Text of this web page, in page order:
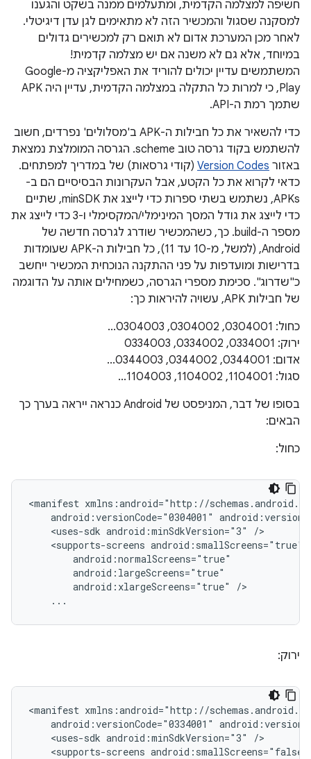
חשיפה למצלמה הקדמית, ומתעלמים ממנה בשקט והגענו
למסקנה שסגול והמכשיר הזה לא מתאימים לגן עדן דיגיטלי.
לאחר מכן המערכת אדום לא תואם רק למכשירים גדולים
במיוחד, אלא גם לא משנה אם יש מצלמה קדמית!
המשתמשים עדיין יכולים להוריד את האפליקציה מ-Google
Play, כי למרות כל התקלה במצלמה הקדמית, עדיין היה APK
שתמך רמת ה-API.
כדי להשאיר את כל חבילות ה-APK ב'מסלולים' נפרדים, חשוב
להשתמש בקוד גרסה טוב scheme. הגרסה המומלצת נמצאת
באזור Version Codes (קודי גרסאות) של במדריך למפתחים.
כדאי לקרוא את כל הקטע, אבל העקרונות הבסיסיים הם ב-
APKs, נשתמש בשתי ספרות כדי לייצג את minSDK, שתיים
כדי לייצג את גודל המסך המינימלי/המקסימלי ו-3 כדי לייצג את
מספר ה-build. כך, כשהמכשיר שודרג לגרסה חדשה של
Android, (למשל, מ-10 עד 11), כל חבילות ה-APK שעומדות
בדרישות ומועדפות על פני ההתקנה הנוכחית המכשיר ייחשב
כ"שדרוג". סכימת מספרי הגרסה, כשמחילים אותה על הדוגמה
של חבילות APK, עשויה להיראות כך:
כחול: 0304001, 0304002, 0304003...
ירוק: 0334001, 0334002, 0334003
אדום: 0344001, 0344002, 0344003...
סגול: 1104001, 1104002, 1104003...
בסופו של דבר, המניפסט של Android כנראה ייראה בערך כך
הבאים:
כחול:
<manifest
android:versionCode="0304001"
<uses-sdk android:minSdkVersion="3"
<supports-screens
android:xlargeScreens="true"
...
ירוק:
<manifest
android:versionCode="0334001"
<uses-sdk android:minSdkVersion="3"
<supports-screens